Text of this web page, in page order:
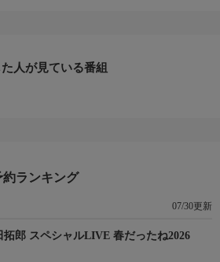
人が見ている番組
約ランキング
07/30更新
拓郎 スペシャルLIVE 春だったね2026